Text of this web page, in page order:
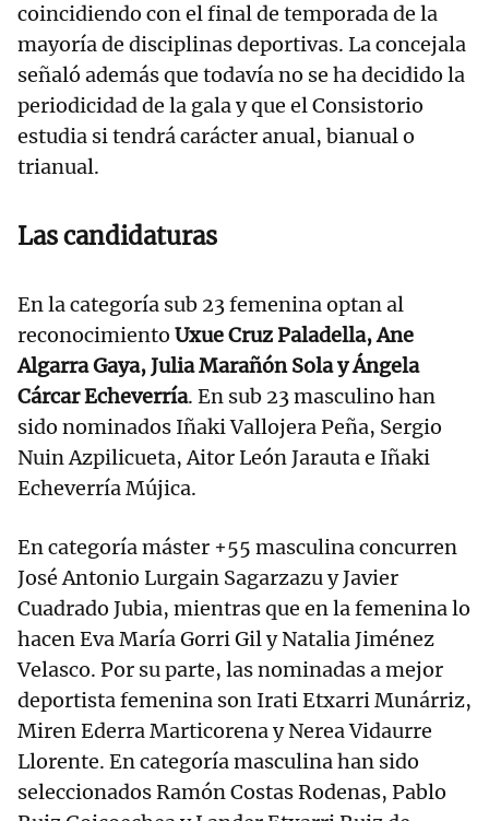
coincidiendo con el final de temporada de la
mayoría de disciplinas deportivas. La concejala
señaló además que todavía no se ha decidido la
periodicidad de la gala y que el Consistorio
estudia si tendrá carácter anual, bianual o
trianual.
Las candidaturas
En la categoría sub 23 femenina optan al
reconocimiento Uxue Cruz Paladella, Ane
Algarra Gaya, Julia Marañón Sola y Ángela
Cárcar Echeverría. En sub 23 masculino han
sido nominados Iñaki Vallojera Peña, Sergio
Nuin Azpilicueta, Aitor León Jarauta e Iñaki
Echeverría Mújica.
En categoría máster +55 masculina concurren
José Antonio Lurgain Sagarzazu y Javier
Cuadrado Jubia, mientras que en la femenina lo
hacen Eva María Gorri Gil y Natalia Jiménez
Velasco. Por su parte, las nominadas a mejor
deportista femenina son Irati Etxarri Munárriz,
Miren Ederra Marticorena y Nerea Vidaurre
Llorente. En categoría masculina han sido
seleccionados Ramón Costas Rodenas, Pablo